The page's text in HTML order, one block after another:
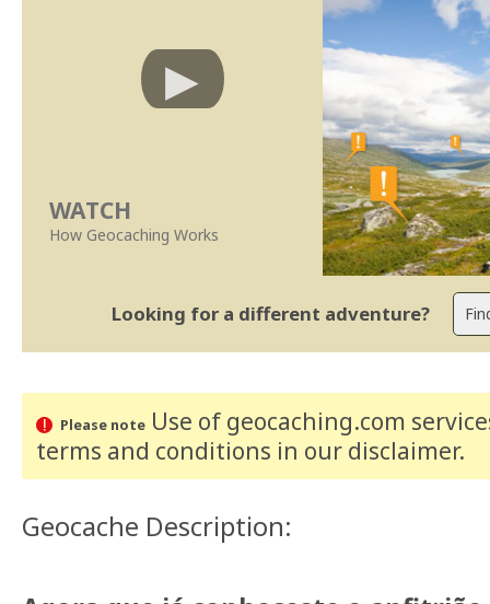
WATCH
How Geocaching Works
Looking for a different adventure?
Please noteUse of geocaching.com
terms and conditions in our disclaimer.
Geocache Description: